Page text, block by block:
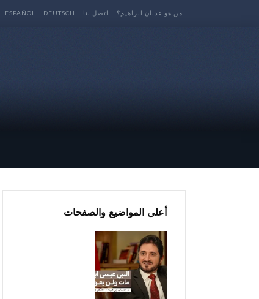
من هو عدنان ابراهيم؟ اتصل بنا DEUTSCH
ESPAÑOL
أعلى المواضيع والصفحات